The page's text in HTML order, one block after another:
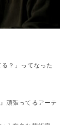
？」ってなった
頑張ってるアーテ